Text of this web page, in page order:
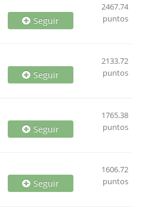
Seguir
2467.74
puntos
Seguir
2133.72
puntos
Seguir
1765.38
puntos
Seguir
1606.72
puntos